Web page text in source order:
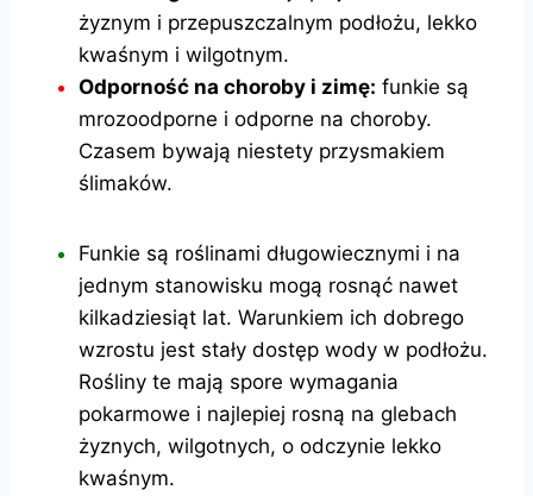
żyznym i przepuszczalnym podłożu, lekko
kwaśnym i wilgotnym.
Odporność na choroby i zimę: funkie są
mrozoodporne i odporne na choroby.
Czasem bywają niestety przysmakiem
ślimaków.
Funkie są roślinami długowiecznymi i na
jednym stanowisku mogą rosnąć nawet
kilkadziesiąt lat. Warunkiem ich dobrego
wzrostu jest stały dostęp wody w podłożu.
Rośliny te mają spore wymagania
pokarmowe i najlepiej rosną na glebach
żyznych, wilgotnych, o odczynie lekko
kwaśnym.